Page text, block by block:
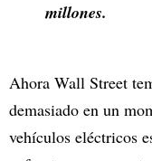
millones.
Ahora Wall Street
demasiado en un
vehículos eléctricos